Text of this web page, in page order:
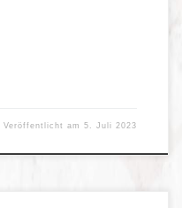
Veröffentlicht am5. Juli 2023